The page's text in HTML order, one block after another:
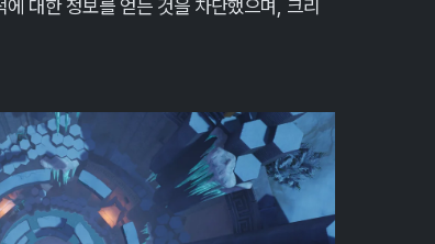
대한 정보를 얻는 것을 차단했으며, 크리